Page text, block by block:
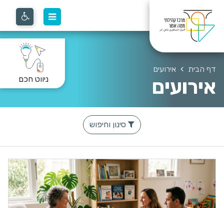
ניווט חכם
דף הבית אירועים
אירועים
סינון וחיפוש